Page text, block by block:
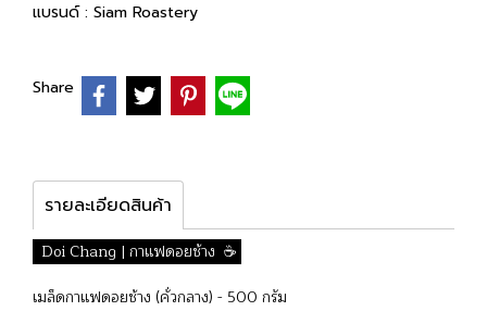
แบรนด์ : Siam Roastery
Share
รายละเอียดสินค้า
Doi Chang | กาแฟดอยช้าง ☕️
เมล็ดกาแฟดอยช้าง (คั่วกลาง) - 500 กรัม